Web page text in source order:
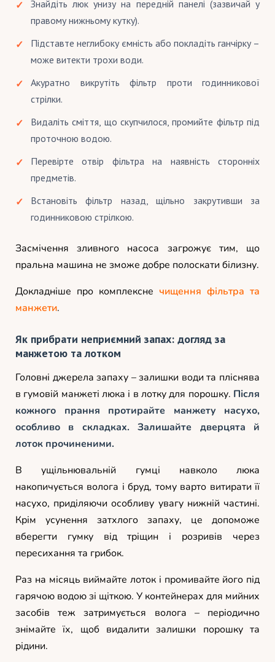
Знайдіть люк унизу на передній панелі (зазвичай у
правому нижньому кутку).
Підставте неглибоку ємність або покладіть ганчірку –
може витекти трохи води.
Акуратно викрутіть фільтр проти годинникової
стрілки.
Видаліть сміття, що скупчилося, промийте фільтр під
проточною водою.
Перевірте отвір фільтра на наявність сторонніх
предметів.
Встановіть фільтр назад, щільно закрутивши за
годинниковою стрілкою.
Засмічення зливного насоса загрожує тим, що
пральна машина не зможе добре полоскати білизну.
Докладніше про комплексне чищення фільтра та
манжети.
Як прибрати неприємний запах: догляд за
манжетою та лотком
Головні джерела запаху – залишки води та пліснява
в гумовій манжеті люка і в лотку для порошку. Після
кожного прання протирайте манжету насухо,
особливо в складках. Залишайте дверцята й
лоток прочиненими.
В ущільнювальній гумці навколо люка
накопичується волога і бруд, тому варто витирати її
насухо, приділяючи особливу увагу нижній частині.
Крім усунення затхлого запаху, це допоможе
вберегти гумку від тріщин і розривів через
пересихання та грибок.
Раз на місяць виймайте лоток і промивайте його під
гарячою водою зі щіткою. У контейнерах для мийних
засобів теж затримується волога – періодично
знімайте їх, щоб видалити залишки порошку та
рідини.